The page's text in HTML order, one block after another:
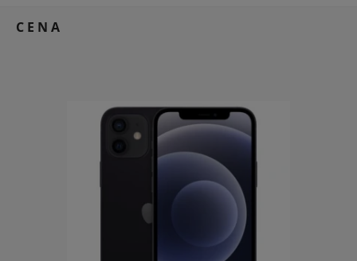
CENA